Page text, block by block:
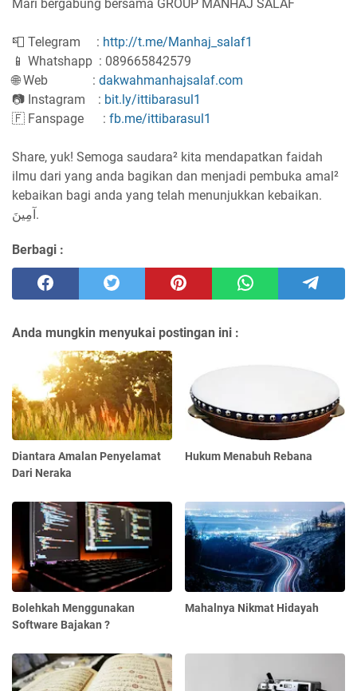
Mari bergabung bersama GROUP MANHAJ SALAF
📮 Telegram : http://t.me/Manhaj_salaf1
📱 Whatshapp : 089665842579
🌐 Web : dakwahmanhajsalaf.com
📷 Instagram : bit.ly/ittibarasul1
🇫 Fanspage : fb.me/ittibarasul1
Share, yuk! Semoga saudara² kita mendapatkan faidah
ilmu dari yang anda bagikan dan menjadi pembuka amal²
kebaikan bagi anda yang telah menunjukkan kebaikan.
آمِينَ.
Berbagi :
Anda mungkin menyukai postingan ini :
Diantara Amalan Penyelamat
Dari Neraka
Hukum Menabuh Rebana
Bolehkah Menggunakan
Software Bajakan ?
Mahalnya Nikmat Hidayah